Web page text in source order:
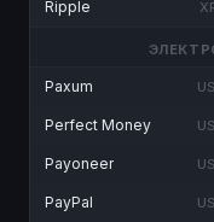
Ripple
Paxum
Perfect Money
Payoneer
PayPal